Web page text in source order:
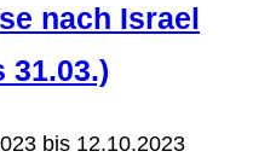
nach Israel
31.03.)
bis 12.10.2023